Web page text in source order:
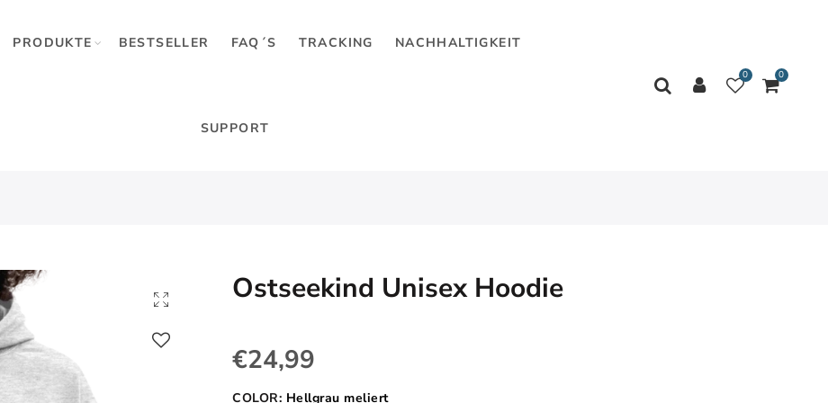
PRODUKTE BESTSELLER FAQ´S TRACKING NACHHALTIGKEIT
SUPPORT
0 0
Ostseekind Unisex Hoodie
€24,99
COLOR: Hellgrau meliert